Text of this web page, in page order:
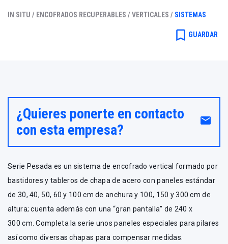
IN SITU / ENCOFRADOS RECUPERABLES /VERTICALES / SISTEMAS
bookmark_border GUARDAR
¿Quieres ponerte en contacto
con esta empresa?
email
Serie Pesada es un sistema de encofrado vertical formado por
bastidores y tableros de chapa de acero con paneles estándar
de 30, 40, 50, 60 y 100 cm de anchura y 100, 150 y 300 cm de
altura; cuenta además con una “gran pantalla” de 240 x
300 cm. Completa la serie unos paneles especiales para pilares
así como diversas chapas para compensar medidas.